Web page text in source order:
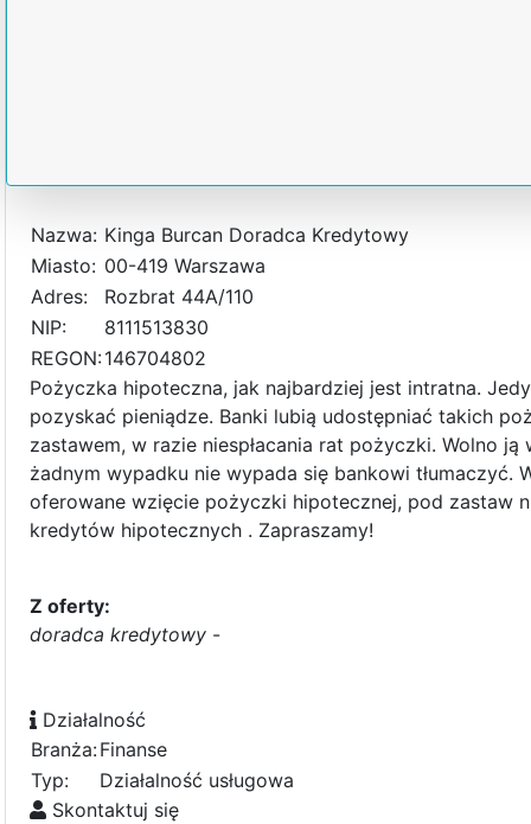
Nazwa: Kinga Burcan Doradca Kredytowy
Miasto: 00-419 Warszawa
Adres:
Rozbrat 44A/110
NIP:
8111513830
REGON:146704802
Pożyczka hipoteczna, jak najbardziej jest intratna.
pozyskać pieniądze. Banki lubią udostępniać takich
zastawem, w razie niespłacania rat pożyczki. Wolno
żadnym wypadku nie wypada się bankowi
oferowane wzięcie pożyczki hipotecznej, pod zastaw
kredytów hipotecznych . Zapraszamy!
Z oferty:
doradca kredytowy -
Działalność
Branża:Finanse
Typ:
Działalność usługowa
Skontaktuj się